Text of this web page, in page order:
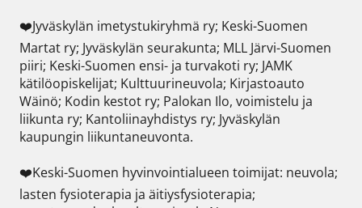
❤️Jyväskylän imetystukiryhmä ry; Keski-Suomen
Martat ry; Jyväskylän seurakunta; MLL Järvi-Suomen
piiri; Keski-Suomen ensi- ja turvakoti ry; JAMK
kätilöopiskelijat; Kulttuurineuvola; Kirjastoauto
Wäinö; Kodin kestot ry; Palokan Ilo, voimistelu ja
liikunta ry; Kantoliinayhdistys ry; Jyväskylän
kaupungin liikuntaneuvonta.
❤️Keski-Suomen hyvinvointialueen toimijat: neuvola;
lasten fysioterapia ja äitiysfysioterapia;